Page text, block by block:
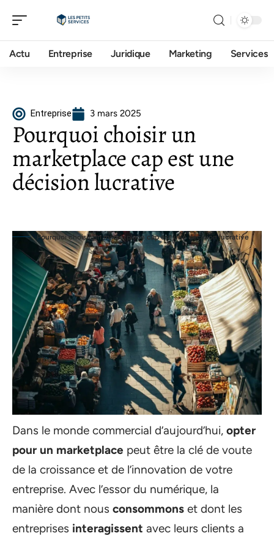
Actu Entreprise Juridique Marketing Services
Entreprise 3 mars 2025
Pourquoi choisir un
marketplace cap est une
décision lucrative
Pourquoi choisir un marketplace cap est une décision lucrative
Dans le monde commercial d’aujourd’hui, opter
pour un marketplace peut être la clé de voute
de la croissance et de l’innovation de votre
entreprise. Avec l’essor du numérique, la
manière dont nous consommons et dont les
entreprises interagissent avec leurs clients a